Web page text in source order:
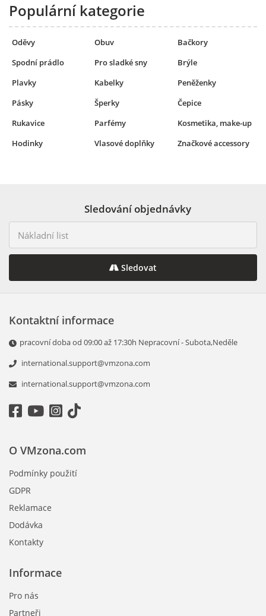
Populární kategorie
Oděvy Obuv
Bačkory
Spodní prádlo
Pro sladké sny
Brýle
Plavky
Kabelky
Peněženky
Pásky
Šperky
Čepice
Rukavice
Parfémy
Kosmetika, make-up
Hodinky
Vlasové doplňky Značkové accessory
Sledování objednávky
Sledovat
Kontaktní informace
pracovní doba od 09:00 až 17:30h Nepracovní - Subota,Neděle
international.support@vmzona.com
international.support@vmzona.com
Informace
Pro nás
Partneři
O VMzona.com
Podmínky použití
GDPR
Reklamace
Dodávka
Kontakty